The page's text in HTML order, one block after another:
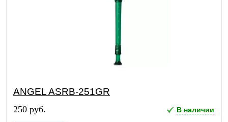
ANGEL ASRB-251GR
250 руб. В наличии